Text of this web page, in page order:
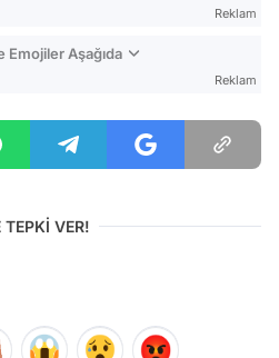
Reklam
Emojiler Aşağıda
Reklam
TEPKİ VER!